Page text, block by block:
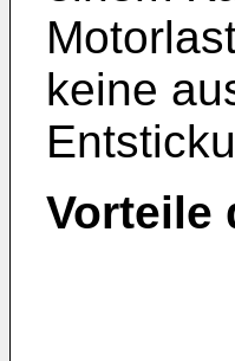
keine
Vorteile